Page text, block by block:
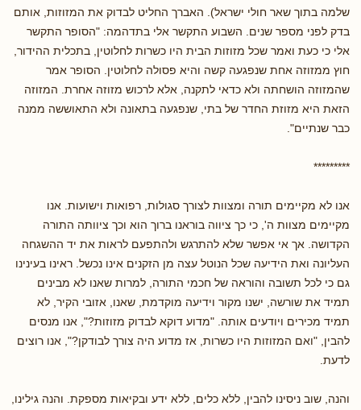
שלמה בתוך שאר חולי ישראל). האברך החליט לבדוק את המזוזות, אותם
בדק לפני מספר שנים. השבוע התקשר אלי בתדהמה: "הסופר התקשר
אלי כי כעת ואמר שכל מזוזות הבית היו כשרות לחלוטין, בתכלית ההידור,
חוץ ממזוזה אחת שנפגעה קשה והיא פסולה לחלוטין. הסופר אמר
שהמזוזה הושחתה ולא כדאי לתקנה, אלא לרכוש מזוזה אחרת. המזוזה
הזאת היא מזוזת החדר של בתי, שנפגעה בתאונה ולא התאוששה ממנה
כבר שנתיים".
*********
אנו לא מקיימים תורה ומצוות לצורך סגולות, רפואות וישועות. אנו
מקיימים מצוות ה', כי כך ציווה בוראנו ברוך הוא וכך ציוותה התורה
הקדושה. אך אי אפשר שלא להתרגש ולהתפעם לראות את יד ההשגחה
העליונה ואת הידיעה שכל הנוטל עצה מן הזקנים אינו נכשל. ראינו בעינינו
גם כי לכל תשובה והוראה של חכמי התורה, למרות שאנו לא מבינים
תמיד את שורשה, ישנו מקור וידיעה מוקדמת, שאנו, אזובי הקיר, לא
תמיד מכירים ויודעים אותה. "מדוע דוקא לבדוק מזוזות?", אנו מנסים
להבין, "ואם המזוזות היו כשרות, אז מדוע היה צורך לבודקן?", אנו רוצים
לדעת.
והנה, שוב ניסינו להבין, ללא כלים, ללא ידע ובקיאות מספקת. והנה גילינו,